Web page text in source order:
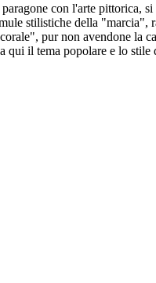
con l'arte pittorica,
stilistiche della "marcia",
pur non avendone la
qui il tema popolare e lo